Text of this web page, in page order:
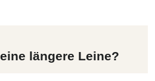
längere Leine?